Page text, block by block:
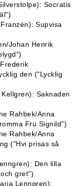
Socratis
Supvisa
Johan Henrik
den ("Lycklig
Saknaden
Rahbek/Anna
Fru Signild")
Rahbek/Anna
("Hvi prisas så
Den lilla
gret")
Lenngren):